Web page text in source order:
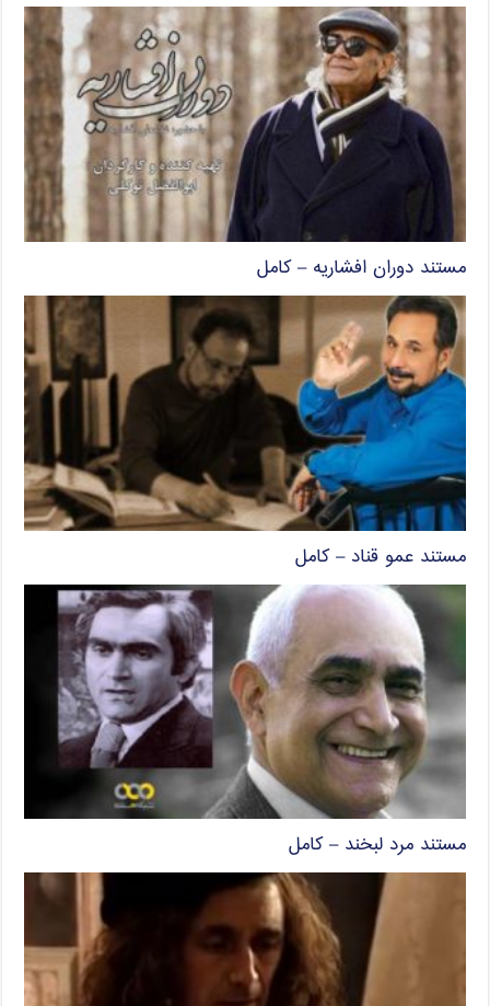
مستند دوران افشاریه – کامل
مستند عمو قناد – کامل
مستند مرد لبخند – کامل